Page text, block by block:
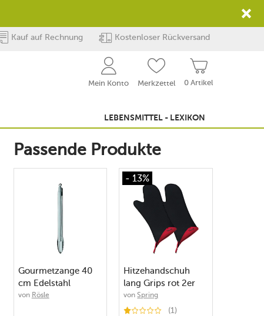
Kauf auf Rechnung Kostenloser Rückversand
0 Artikel
Mein Konto Merkzettel
LEBENSMITTEL - LEXIKON
Passende Produkte
Gourmetzange 40
cm Edelstahl
von Rösle
- 13%
Hitzehandschuh
lang Grips rot 2er
Set -40°/+250°C
vonSpring
(1)